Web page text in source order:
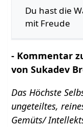
Du hast die
mit Freude
- Kommentar
von Sukadev
Das Höchste
ungeteiltes,
Gemüts/